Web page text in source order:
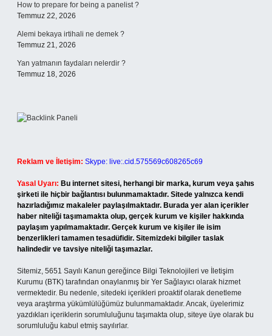
How to prepare for being a panelist ?
Temmuz 22, 2026
Alemi bekaya irtihali ne demek ?
Temmuz 21, 2026
Yan yatmanın faydaları nelerdir ?
Temmuz 18, 2026
Reklam ve İletişim: Skype: live:.cid.575569c608265c69
Yasal Uyarı: Bu internet sitesi, herhangi bir marka, kurum veya şahıs
şirketi ile hiçbir bağlantısı bulunmamaktadır. Sitede yalnızca kendi
hazırladığımız makaleler paylaşılmaktadır. Burada yer alan içerikler
haber niteliği taşımamakta olup, gerçek kurum ve kişiler hakkında
paylaşım yapılmamaktadır. Gerçek kurum ve kişiler ile isim
benzerlikleri tamamen tesadüfidir. Sitemizdeki bilgiler taslak
halindedir ve tavsiye niteliği taşımazlar.
Sitemiz, 5651 Sayılı Kanun gereğince Bilgi Teknolojileri ve İletişim
Kurumu (BTK) tarafından onaylanmış bir Yer Sağlayıcı olarak hizmet
vermektedir. Bu nedenle, sitedeki içerikleri proaktif olarak denetleme
veya araştırma yükümlülüğümüz bulunmamaktadır. Ancak, üyelerimiz
yazdıkları içeriklerin sorumluluğunu taşımakta olup, siteye üye olarak bu
sorumluluğu kabul etmiş sayılırlar.